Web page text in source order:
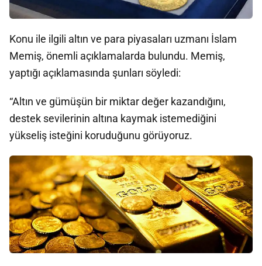
Konu ile ilgili altın ve para piyasaları uzmanı İslam
Memiş, önemli açıklamalarda bulundu. Memiş,
yaptığı açıklamasında şunları söyledi:
“Altın ve gümüşün bir miktar değer kazandığını,
destek sevilerinin altına kaymak istemediğini
yükseliş isteğini koruduğunu görüyoruz.